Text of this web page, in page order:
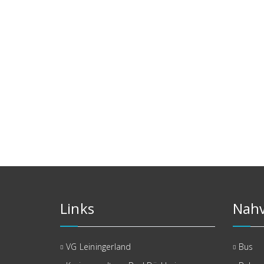
Links
VG Leiningerland
Bus